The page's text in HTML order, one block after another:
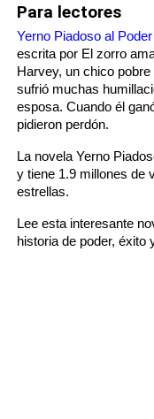
ocasión tenemos
número setenta del
vacías. ¿Cómo se
¿Cuándo se volvió
"Eso es cierto. No
algo? ¿No vio a
hoy? ¡Es
hablo era el nieto
Zimmer. Siempre le
la oportunidad para
Para lectores
Yerno Piadoso al Poder
escrita por El zorro
Harvey, un chico
sufrió muchas
esposa. Cuando él
pidieron perdón.
La novela Yerno
y tiene 1.9 millones de
estrellas.
Lee esta interesante
historia de poder, éxito